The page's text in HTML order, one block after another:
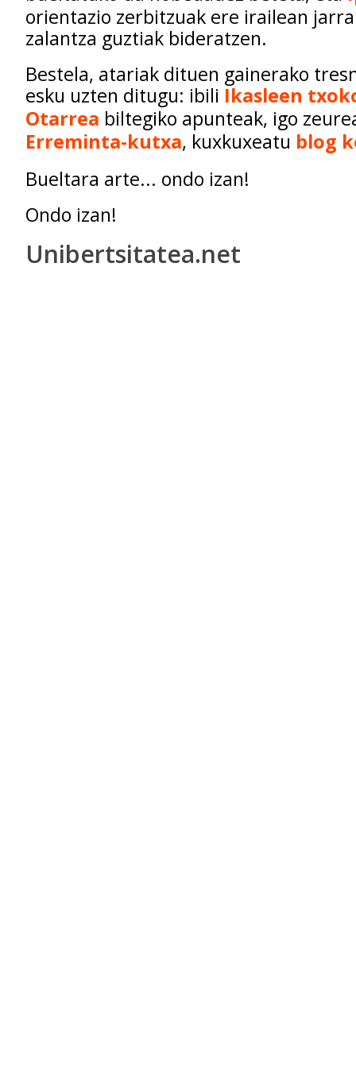
orientazio zerbitzuak ere irailean
zalantza guztiak bideratzen.
Bestela, atariak dituen gainerako
esku uzten ditugu: ibili Ikasleen
Otarrea biltegiko apunteak, igo
Erreminta-kutxa, kuxkuxeatu blog
Bueltara arte... ondo izan!
Ondo izan!
Unibertsitatea.net